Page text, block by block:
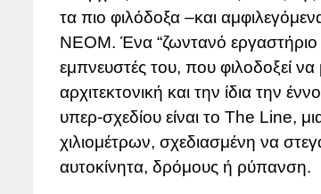
τα πιο φιλόδοξα –και
NEOM. Ένα “ζωντανό
εμπνευστές του, που φιλοδοξεί
αρχιτεκτονική και την ίδια την
υπερ-σχεδίου είναι το The Line,
χιλιομέτρων, σχεδιασμένη να
αυτοκίνητα, δρόμους ή ρύπανση.